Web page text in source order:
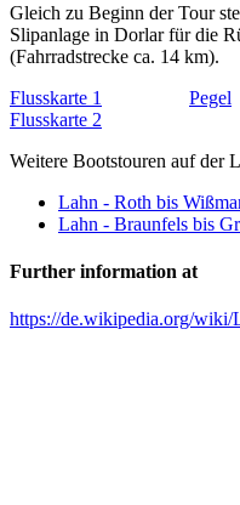
Gleich zu Beginn der Tour
Slipanlage in Dorlar für die
(Fahrradstrecke ca. 14 km).
Flusskarte 1
Pegel
Flusskarte 2
Weitere Bootstouren auf der
Lahn - Roth bis
Lahn - Braunfels bis
Further information at
https://de.wikipedia.org/wiki/